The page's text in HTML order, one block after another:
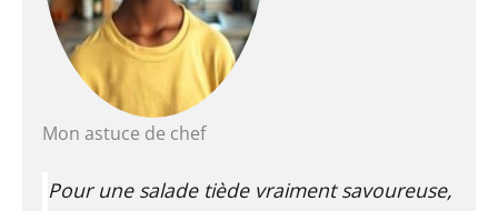
Mon astuce de chef
Pour une salade tiède vraiment savoureuse,